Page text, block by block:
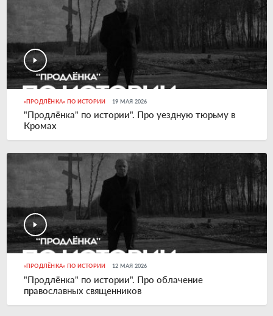
«ПРОДЛЁНКА» ПО ИСТОРИИ 19 МАЯ 2026
"Продлёнка" по истории". Про уездную тюрьму в
Кромах
«ПРОДЛЁНКА» ПО ИСТОРИИ 12 МАЯ 2026
"Продлёнка" по истории". Про облачение
православных священников